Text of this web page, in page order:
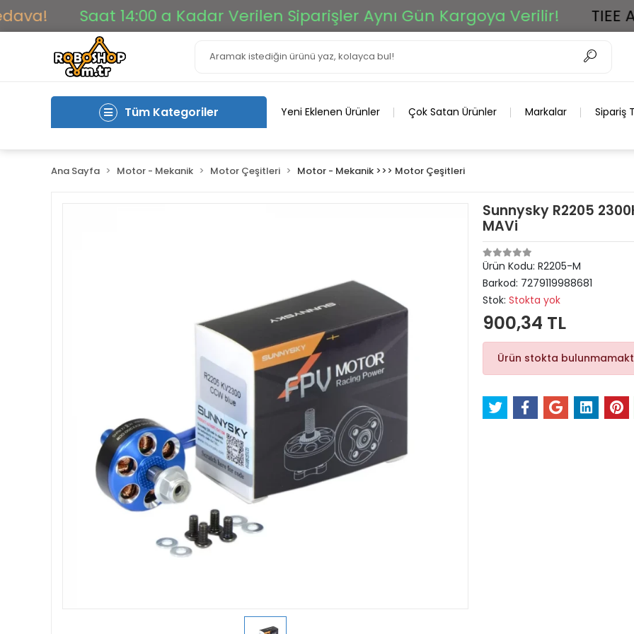
Saat 14:00 a Kadar Verilen Siparişler Aynı Gün Kargoya Verilir! TIEE Ar-
Tüm Kategoriler Yeni Eklenen Ürünler Çok Satan Ürünler Markalar Sipariş
Ana Sayfa Motor - Mekanik Motor Çeşitleri Motor - Mekanik >>> Motor Çeşitleri
Sunnysky R2205
MAVi
Ürün Kodu: R2205-M
Barkod: 7279119988681
Stok: Stokta yok
900,34 TL
Ürün stokta